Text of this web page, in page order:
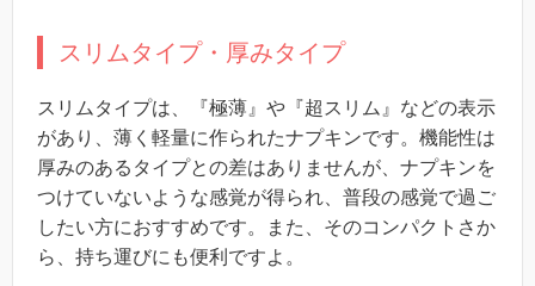
スリムタイプ・厚みタイプ
スリムタイプは、『極薄』や『超スリム』などの表示
があり、薄く軽量に作られたナプキンです。機能性は
厚みのあるタイプとの差はありませんが、ナプキンを
つけていないような感覚が得られ、普段の感覚で過ご
したい方におすすめです。また、そのコンパクトさか
ら、持ち運びにも便利ですよ。